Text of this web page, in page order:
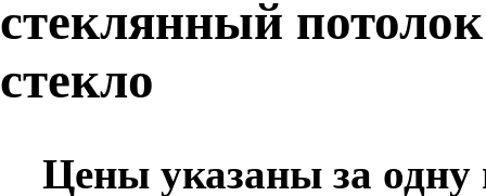
стеклянный
стекло
Цены указаны за одну